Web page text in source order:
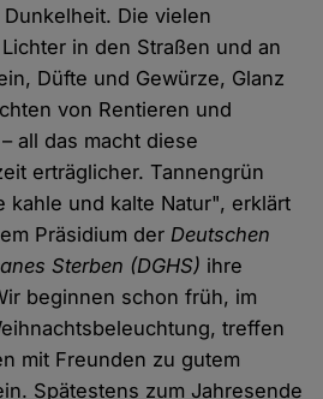
Die vielen
in den Straßen und an
Düfte und Gewürze, Glanz
von Rentieren und
all das macht diese
erträglicher. Tannengrün
kahle und kalte Natur", erklärt
Präsidium derDeutschen
Sterben (DGHS) ihre
beginnen schon früh, im
treffen
mit Freunden zu gutem
Spätestens zum Jahresende